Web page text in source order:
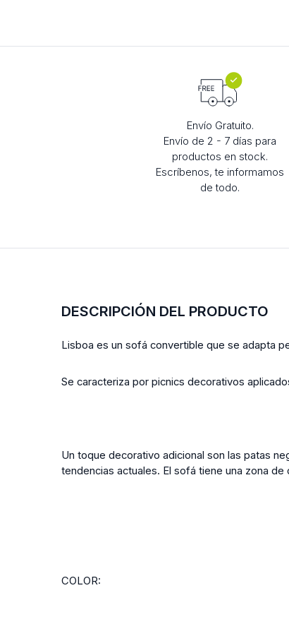
Envío Gratuito.
Envío de 2 - 7 días para
productos en stock.
Escríbenos, te informamos
de todo.
DESCRIPCIÓN DEL PRODUCTO
Lisboa es un sofá convertible que se adapta
Se caracteriza por picnics decorativos
Un toque decorativo adicional son las patas
tendencias actuales. El sofá tiene una zona
COLOR: